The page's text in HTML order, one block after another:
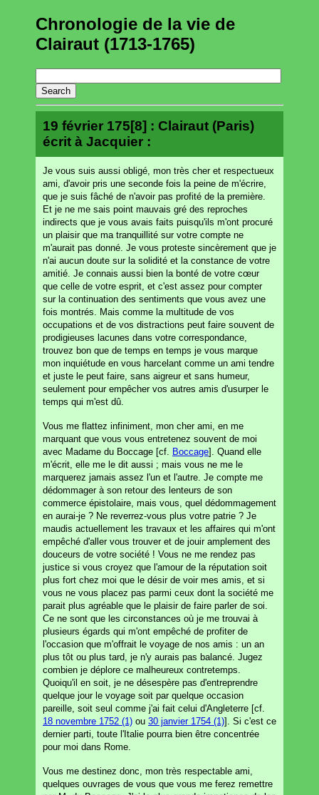
Chronologie de la vie de
Clairaut (1713-1765)
19 février 175[8] : Clairaut (Paris)
écrit à Jacquier :
Je vous suis aussi obligé, mon très cher et respectueux
ami, d'avoir pris une seconde fois la peine de m'écrire,
que je suis fâché de n'avoir pas profité de la première.
Et je ne me sais point mauvais gré des reproches
indirects que je vous avais faits puisqu'ils m'ont procuré
un plaisir que ma tranquillité sur votre compte ne
m'aurait pas donné. Je vous proteste sincèrement que je
n'ai aucun doute sur la solidité et la constance de votre
amitié. Je connais aussi bien la bonté de votre cœur
que celle de votre esprit, et c'est assez pour compter
sur la continuation des sentiments que vous avez une
fois montrés. Mais comme la multitude de vos
occupations et de vos distractions peut faire souvent de
prodigieuses lacunes dans votre correspondance,
trouvez bon que de temps en temps je vous marque
mon inquiétude en vous harcelant comme un ami tendre
et juste le peut faire, sans aigreur et sans humeur,
seulement pour empêcher vos autres amis d'usurper le
temps qui m'est dû.
Vous me flattez infiniment, mon cher ami, en me
marquant que vous vous entretenez souvent de moi
avec Madame du Boccage [cf.
Boccage]. Quand elle
m'écrit, elle me le dit aussi ; mais vous ne me le
marquerez jamais assez l'un et l'autre. Je compte me
dédommager à son retour des lenteurs de son
commerce épistolaire, mais vous, quel dédommagement
en aurai-je ? Ne reverrez-vous plus votre patrie ? Je
maudis actuellement les travaux et les affaires qui m'ont
empêché d'aller vous trouver et de jouir amplement des
douceurs de votre société ! Vous ne me rendez pas
justice si vous croyez que l'amour de la réputation soit
plus fort chez moi que le désir de voir mes amis, et si
vous ne vous placez pas parmi ceux dont la société me
parait plus agréable que le plaisir de faire parler de soi.
Ce ne sont que les circonstances où je me trouvai à
plusieurs égards qui m'ont empêché de profiter de
l'occasion que m'offrait le voyage de nos amis : un an
plus tôt ou plus tard, je n'y aurais pas balancé. Jugez
combien je déplore ce malheureux contretemps.
Quoiqu'il en soit, je ne désespère pas d'entreprendre
quelque jour le voyage soit par quelque occasion
pareille, soit seul comme j'ai fait celui d'Angleterre [cf.
18 novembre 1752 (1) ou 30 janvier 1754 (1)]. Si c'est ce
dernier parti, toute l'Italie pourra bien être concentrée
pour moi dans Rome.
Vous me destinez donc, mon très respectable ami,
quelques ouvrages de vous que vous me ferez remettre